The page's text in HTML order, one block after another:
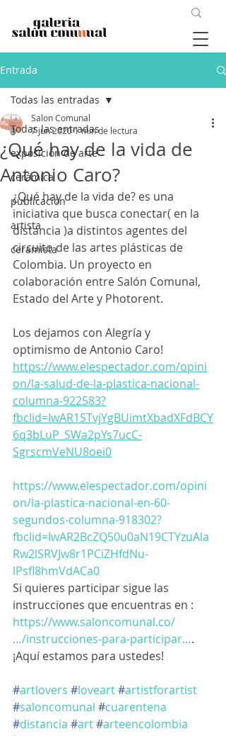
Entrada
Todas las entradas
exposición de arte
cerámica
publicación
artista
ceramista
Todas las entradas
¿Qué hay de la vida de
Antonio Caro?
Salon Comunal
7 jun 20201 min de lectura
¿Qué hay de la vida de? es una
iniciativa que busca conectar( en la
distancia )a distintos agentes del
circuito de las artes plásticas de
Colombia. Un proyecto en
colaboración entre Salón Comunal,
Estado del Arte y Photorent.
Los dejamos con Alegría y
optimismo de Antonio Caro!
https://www.elespectador.com/opini
on/la-salud-de-la-plastica-nacional-
columna-922583?
fbclid=IwAR1STvjYgBUimtXbadXFdBCY
6q3bLuP_SWa2pYs7ucC-
SgrscmVeNU8oei0
https://www.elespectador.com/opini
on/la-plastica-nacional-en-60-
segundos-columna-918302?
fbclid=IwAR2BcZQ50u0aN19CTYzuAla
Rw2lSRVJw8r1PCiZHfdNu-
lPsfl8hmVdACa0
Si quieres participar sigue las
instrucciones que encuentras en :
https://www.saloncomunal.co/
…/instrucciones-para-participar….
¡Aquí estamos para ustedes!
#artlovers #loveart#artistforartist
#saloncomunal #cuarentena
#distancia #art#arteencolombia